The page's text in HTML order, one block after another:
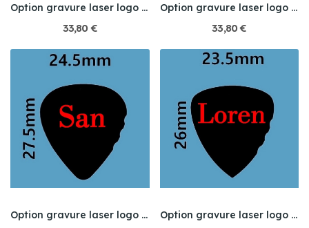
Option gravure laser logo sur titane et acier...
33,80 €
Option gravure laser logo sur titane et acier...
33,80 €
Option gravure laser logo sur titane et acier... Option gravure laser logo sur titane et acier...